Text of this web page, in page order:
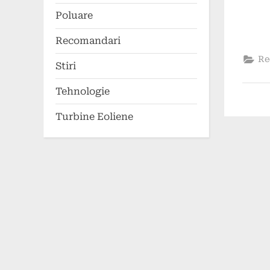
Poluare
Recomandari
Stiri
Tehnologie
Turbine Eoliene